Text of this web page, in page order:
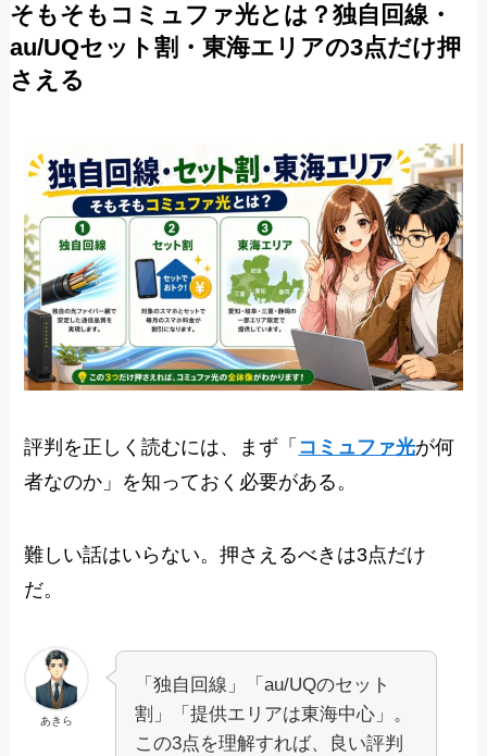
そもそもコミュファ光とは？独自回線・
au/UQセット割・東海エリアの3点だけ押
さえる
評判を正しく読むには、まず「 コミュファ光が何
者なのか」を知っておく必要がある。
難しい話はいらない。押さえるべきは3点だけ
だ。
あきら
「独自回線」「au/UQのセット
割」「提供エリアは東海中心」。
この3点を理解すれば、良い評判